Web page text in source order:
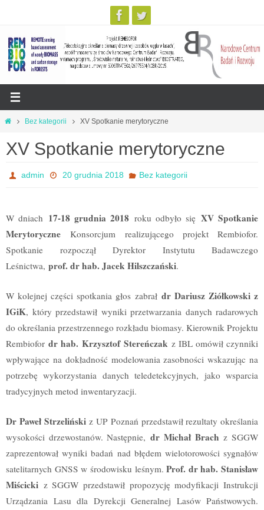
Przejdź
treści
StronaBez kategorii XV Spotkanie merytoryczne
XV Spotkanie merytoryczne
admin 20 grudnia 2018 Bez kategorii
W dniach 17-18 grudnia 2018 roku odbyło się XV Spotkanie
Merytoryczne Konsorcjum realizującego projekt Rembiofor.
Spotkanie rozpoczął Dyrektor Instytutu Badawczego
Leśnictwa, prof. dr hab. Jacek Hilszczański.
W kolejnej części spotkania głos zabrał dr Dariusz Ziółkowski z
IGiK, który przedstawił wyniki przetwarzania danych radarowych
do określania przestrzennego rozkładu biomasy. Kierownik Projektu
Rembiofor dr hab. Krzysztof Stereńczak z IBL omówił czynniki
wpływające na dokładność modelowania zasobności wskazując na
potrzebę wykorzystania danych teledetekcyjnych, jako wsparcia
tradycyjnych metod inwentaryzacji.
Dr Paweł Strzelińskiz UP Poznań przedstawił rezultaty określania
wysokości drzewostanów. Następnie,dr Michał Brach z SGGW
zaprezentował wyniki badań nad błędem wielotorowości sygnałów
satelitarnych GNSS w środowisku leśnym.Prof. dr hab. Stanisław
Miścicki z SGGW przedstawił propozycję modyfikacji Instrukcji
Urządzania Lasu dla Dyrekcji Generalnej Lasów Państwowych.